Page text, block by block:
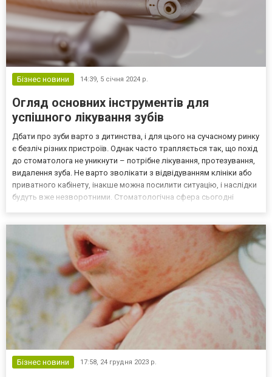
Бізнес новини 14:39, 5 січня 2024 р.
Огляд основних інструментів для
успішного лікування зубів
Дбати про зуби варто з дитинства, і для цього на сучасному ринку
є безліч різних пристроїв. Однак часто трапляється так, що похід
до стоматолога не уникнути – потрібне лікування, протезування,
видалення зуба. Не варто зволікати з відвідуванням клініки або
приватного кабінету, інакше можна посилити ситуацію, і наслідки
будуть вже незворотними. Стоматологічна сфера сьогодні
Бізнес новини 17:58, 24 грудня 2023 р.